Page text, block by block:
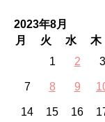
2023年8月
月
火 水 木
1
2 3
7 8 9
14 15 16